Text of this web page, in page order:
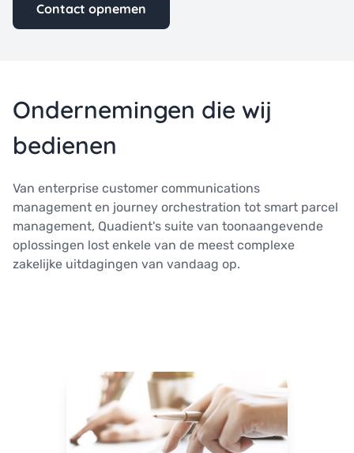
Contact opnemen
Ondernemingen die wij
bedienen
Van enterprise customer communications
management en journey orchestration tot smart parcel
management, Quadient's suite van toonaangevende
oplossingen lost enkele van de meest complexe
zakelijke uitdagingen van vandaag op.